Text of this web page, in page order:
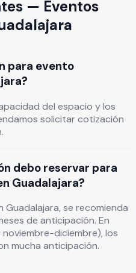
— Eventos
para evento
del espacio y los
solicitar cotización
debo reservar para
Guadalajara?
se recomienda
de anticipación. En
diciembre), los
mucha anticipación.